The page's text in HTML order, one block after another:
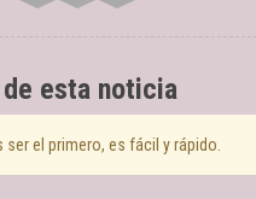
esta noticia
el primero, es fácil y rápido.